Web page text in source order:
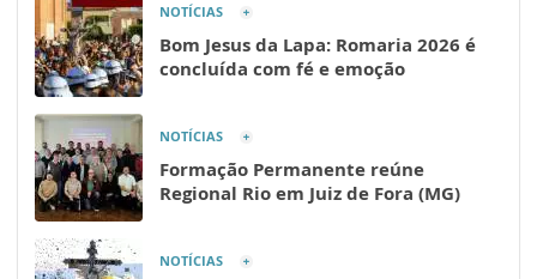
NOTÍCIAS
Bom Jesus da Lapa: Romaria 2026 é
concluída com fé e emoção
NOTÍCIAS
Formação Permanente reúne
Regional Rio em Juiz de Fora (MG)
NOTÍCIAS